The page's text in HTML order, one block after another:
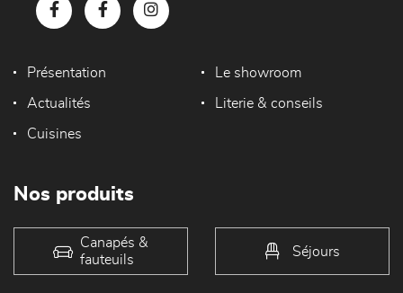
Présentation Le showroom
Actualités Literie & conseils
Cuisines
Nos produits
Canapés &
fauteuils
Séjours